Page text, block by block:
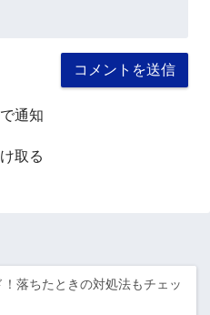
通知
取る
落ちたときの対処法もチェッ